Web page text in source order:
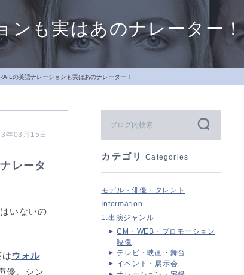
ンも実はあのナレーター！
の英語ナレーションも実はあのナレーター！
年03月15日
レータ
いないの
はウォル
優、シン
カテゴリ Categories
モデル・俳優・タレント
Information
1.出演ジャンル
CM・WEB・プロモーション
映像
テレビ・映画・舞台
イベント・展示会